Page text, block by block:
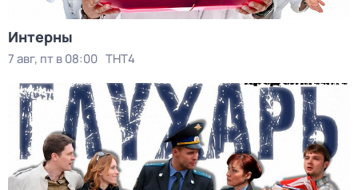
Интерны
7 авг, пт в 08:00 ТНТ4